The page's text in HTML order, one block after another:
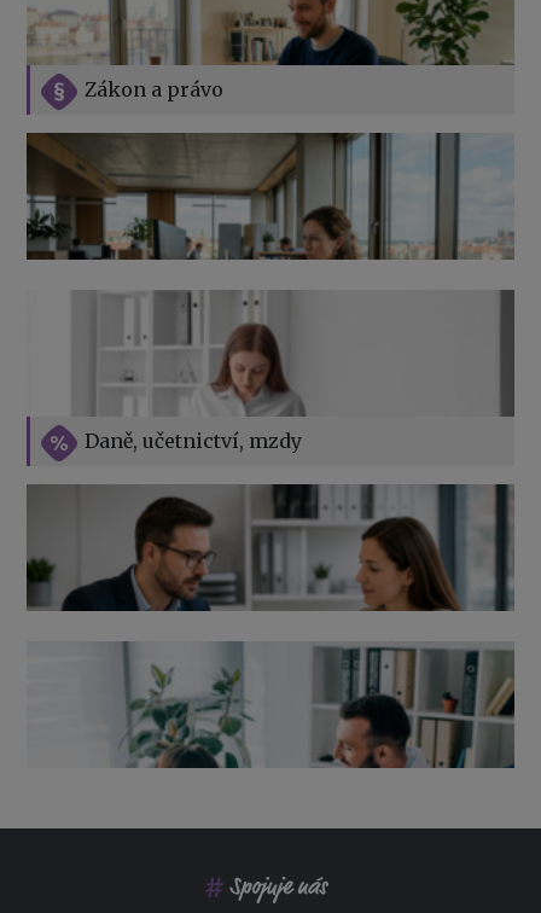
Daně, učetnictví, mzdy
Zákon a právo
Vše o překážkách v práci na straně zaměstnavatele
Výpověď ze zdravotních důvodů 2026 – průvodce pro
zaměstnavatele
Jak na podnikání při rodičovské dovolené
Přehledy pro OSSZ a zdravotní pojišťovny – jak na ně
v roce 2026